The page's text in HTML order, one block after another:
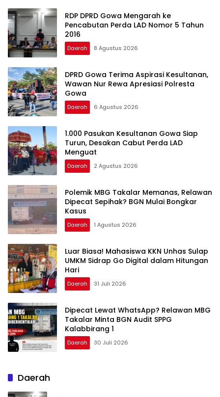
RDP DPRD Gowa Mengarah ke
Pencabutan Perda LAD Nomor 5 Tahun
2016
Daerah 8 Agustus 2026
DPRD Gowa Terima Aspirasi Kesultanan,
Wawan Nur Rewa Apresiasi Polresta
Gowa
Daerah 6 Agustus 2026
1.000 Pasukan Kesultanan Gowa Siap
Turun, Desakan Cabut Perda LAD
Menguat
Daerah 2 Agustus 2026
Polemik MBG Takalar Memanas, Relawan
Dipecat Sepihak? BGN Mulai Bongkar
Kasus
Daerah 1 Agustus 2026
Luar Biasa! Mahasiswa KKN Unhas Sulap
UMKM Sidrap Go Digital dalam Hitungan
Hari
Daerah 31 Juli 2026
Dipecat Lewat WhatsApp? Relawan MBG
Takalar Minta BGN Audit SPPG
Kalabbirang 1
Daerah 30 Juli 2026
Daerah